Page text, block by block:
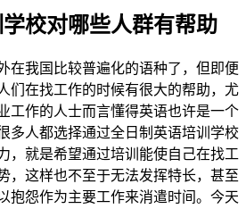
校对哪些人群有帮助
在我国比较普遍化的语种了，但即便
们在找工作的时候有很大的帮助，尤
工作的人士而言懂得英语也许是一个
多人都选择通过全日制英语培训学校
，就是希望通过培训能使自己在找工
，这样也不至于无法发挥特长，甚至
抱怨作为主要工作来消遣时间。今天